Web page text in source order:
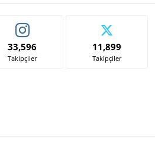
33,596
Takipçiler
11,899
Takipçiler